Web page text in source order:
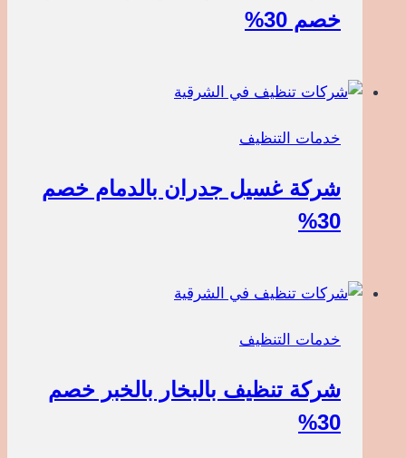
خصم 30%
خدمات التنظيف
شركة غسيل جدران بالدمام خصم
30%
خدمات التنظيف
شركة تنظيف بالبخار بالخبر خصم
30%